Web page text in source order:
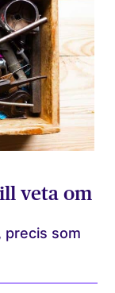
veta om
precis som